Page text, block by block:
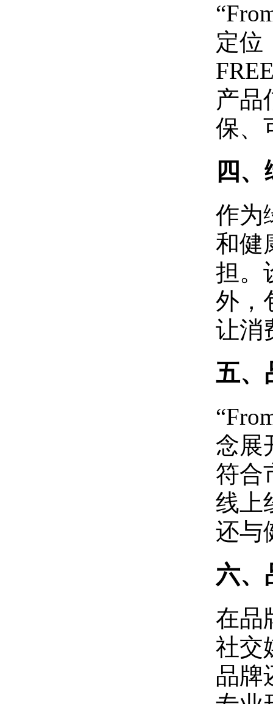
定位
产品
保、
四
作为
和健
担。
外，
让消
五、
念展
符合
线上
还与
六、
在品
社交
品牌